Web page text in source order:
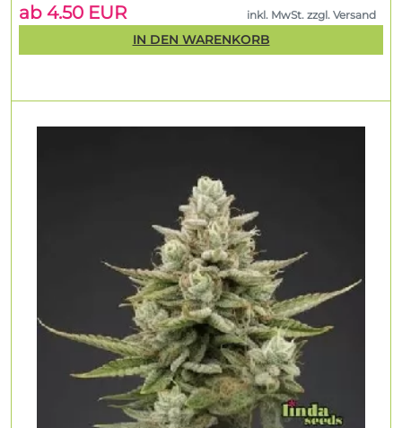
ab 4.50 EUR
inkl. MwSt. zzgl. Versand
IN DEN WARENKORB